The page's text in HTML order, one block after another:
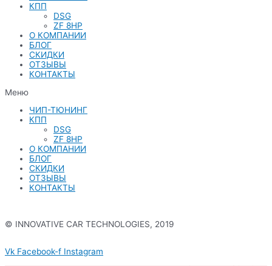
КПП
DSG
ZF 8HP
О КОМПАНИИ
БЛОГ
СКИДКИ
ОТЗЫВЫ
КОНТАКТЫ
Меню
ЧИП-ТЮНИНГ
КПП
DSG
ZF 8HP
О КОМПАНИИ
БЛОГ
СКИДКИ
ОТЗЫВЫ
КОНТАКТЫ
© INNOVATIVE CAR TECHNOLOGIES, 2019
Vk Facebook-f Instagram